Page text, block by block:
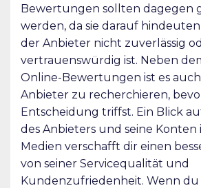
Bewertungen sollten dagegen
werden, da sie darauf
der Anbieter nicht zuverlässig
vertrauenswürdig ist. Neben
Online-Bewertungen ist es
Anbieter zu recherchieren,
Entscheidung triffst. Ein Blick
des Anbieters und seine Konten
Medien verschafft dir einen
von seiner Servicequalität und
Kundenzufriedenheit. Wenn